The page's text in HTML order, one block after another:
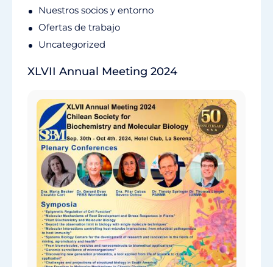
Nuestros socios y entorno
Ofertas de trabajo
Uncategorized
XLVII Annual Meeting 2024